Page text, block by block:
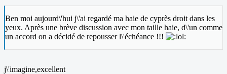
Ben moi aujourd\'hui j\'ai regardé ma haie de cyprès droit dans les
yeux. Après une brève discussion avec mon taille haie, d\'un comme
un accord on a décidé de repousser l\'échéance !!!
j\'imagine,excellent